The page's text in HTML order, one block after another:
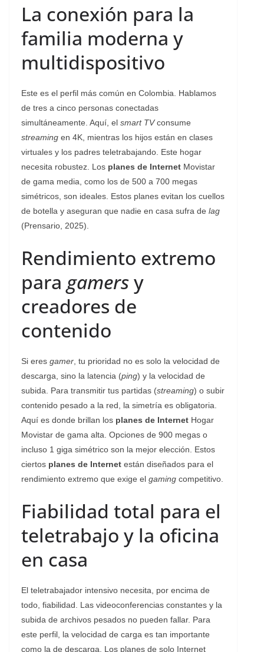
La conexión para la
familia moderna y
multidispositivo
Este es el perfil más común en Colombia. Hablamos
de tres a cinco personas conectadas
simultáneamente. Aquí, el smart TVconsume
streaming en 4K, mientras los hijos están en clases
virtuales y los padres teletrabajando. Este hogar
necesita robustez. Los planes de Internet Movistar
de gama media, como los de 500 a 700 megas
simétricos, son ideales. Estos planes evitan los cuellos
de botella y aseguran que nadie en casa sufra de lag
(Prensario, 2025).
Rendimiento extremo
para gamersy
creadores de
contenido
Si eres gamer , tu prioridad no es solo la velocidad de
descarga, sino la latencia (ping) y la velocidad de
subida. Para transmitir tus partidas (streaming) o subir
contenido pesado a la red, la simetría es obligatoria.
Aquí es donde brillan los planes de Internet Hogar
Movistar de gama alta. Opciones de 900 megas o
incluso 1 giga simétrico son la mejor elección. Estos
ciertos planes de Internet están diseñados para el
rendimiento extremo que exige el gaming competitivo.
Fiabilidad total para el
teletrabajo y la oficina
en casa
El teletrabajador intensivo necesita, por encima de
todo, fiabilidad. Las videoconferencias constantes y la
subida de archivos pesados no pueden fallar. Para
este perfil, la velocidad de carga es tan importante
como la de descarga. Los planes de solo Internet